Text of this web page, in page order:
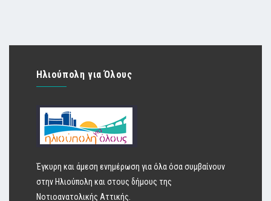
Ηλιούπολη για Όλους
Έγκυρη και άμεση ενημέρωση για όλα όσα συμβαίνουν
στην Ηλιούπολη και στους δήμους της
Νοτιοανατολικής Αττικής.